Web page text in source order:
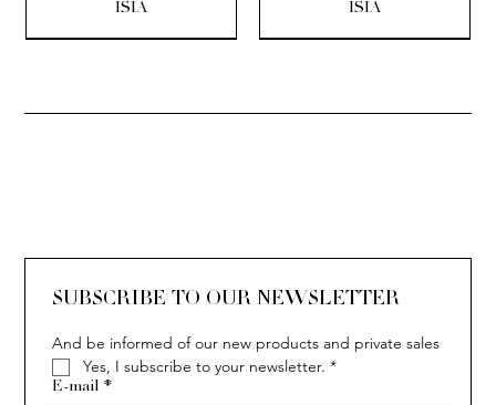
ISIA ISIA
SUBSCRIBE TO OUR NEWSLETTER
And be informed of our new products and private sales
Yes, I subscribe to your newsletter. *
E-mail *